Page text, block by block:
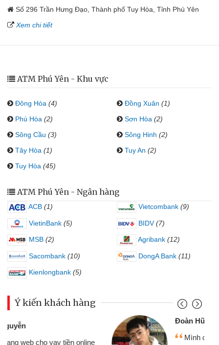
Số 296 Trần Hưng Đạo, Thành phố Tuy Hòa, Tỉnh Phú Yên
Xem chi tiết
ATM Phú Yên - Khu vực
Đông Hòa (4) Đồng Xuân (1)
Phú Hòa (2) Sơn Hòa (2)
Sông Cầu (3) Sông Hinh (2)
Tây Hòa (1) Tuy An (2)
Tuy Hòa (45)
ATM Phú Yên - Ngân hàng
ACB (1) Vietcombank (9)
VietinBank (5) BIDV (7)
MSB (2) Agribank (12)
Sacombank (10) DongA Bank (11)
Kienlongbank (5)
Ý kiến khách hàng
Đoàn Hữu Cảnh
Mình cần tiền gấp nên định cầm cố